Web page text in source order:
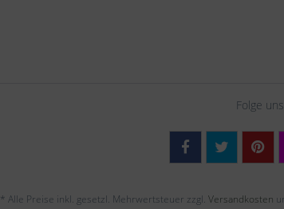
Folge
* Alle Preise inkl. gesetzl. Mehrwertsteuer zzgl. Versandkosten